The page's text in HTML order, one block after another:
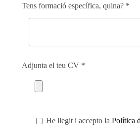
Tens formació específica, quina? *
Adjunta el teu CV *
He llegit i accepto laPolítica